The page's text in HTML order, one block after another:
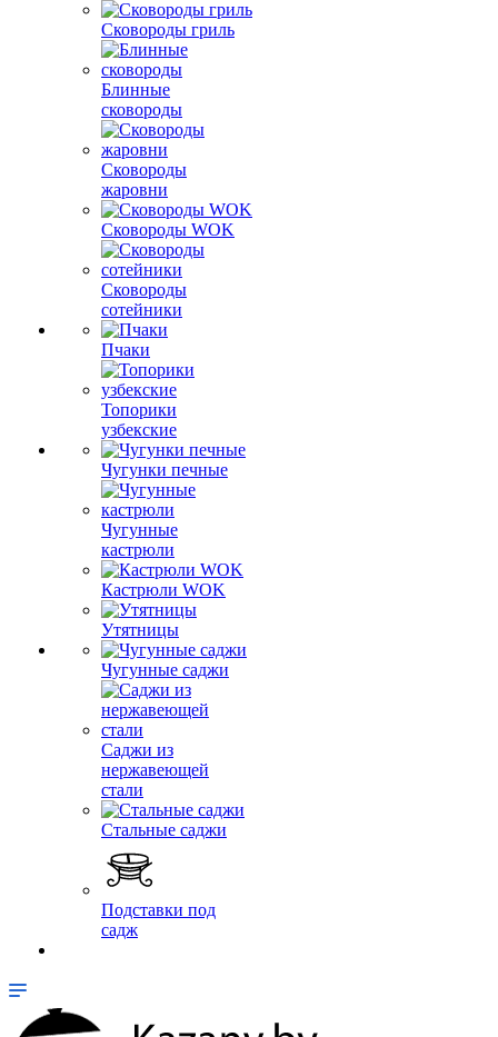
Сковороды гриль
Блинные
сковороды
Сковороды
жаровни
Сковороды WOK
Сковороды
сотейники
Пчаки
Топорики
узбекские
Чугунки печные
Чугунные
кастрюли
Кастрюли WOK
Утятницы
Чугунные саджи
Саджи из
нержавеющей
стали
Стальные саджи
Подставки под
садж